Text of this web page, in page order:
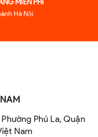
Hà Nội
Phú La, Quận
Nam